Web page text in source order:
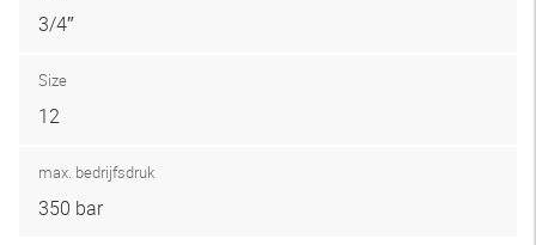
3/4″
Size
12
max. bedrijfsdruk
350 bar